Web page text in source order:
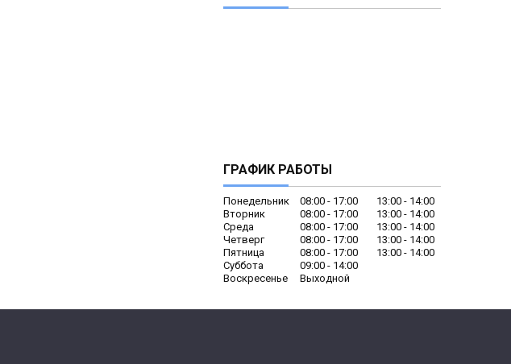
ГРАФИК РАБОТЫ
Понедельник 08:00 17:00 13:00
14:00
Вторник
08:00 17:00 13:00
14:00
Среда
08:00 17:00 13:00
14:00
Четверг
08:00 17:00 13:00
14:00
Пятница
08:00 17:00 13:00
14:00
Суббота
09:00
14:00
Воскресенье
Выходной